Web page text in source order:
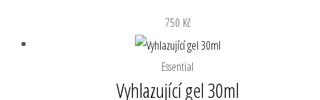
750 Kč
Essential
Vyhlazující gel 30ml